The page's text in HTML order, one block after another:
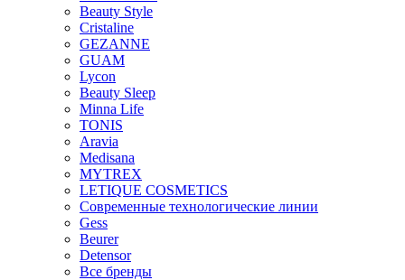
Beauty Style
Cristaline
GEZANNE
GUAM
Lycon
Beauty Sleep
Minna Life
TONIS
Aravia
Medisana
MYTREX
LETIQUE COSMETICS
Современные технологические линии
Gess
Beurer
Detensor
Все бренды